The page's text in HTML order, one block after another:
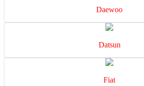
Daewoo
Datsun
Fiat